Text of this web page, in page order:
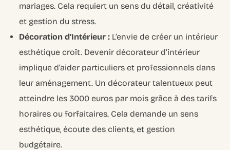
mariages. Cela requiert un sens du détail, créativité
et gestion du stress.
Décoration d’Intérieur : L’envie de créer un intérieur
esthétique croît. Devenir décorateur d’intérieur
implique d’aider particuliers et professionnels dans
leur aménagement. Un décorateur talentueux peut
atteindre les 3000 euros par mois grâce à des tarifs
horaires ou forfaitaires. Cela demande un sens
esthétique, écoute des clients, et gestion
budgétaire.